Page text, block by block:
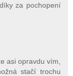
za pochopení
asi opravdu vím,
stačí trochu